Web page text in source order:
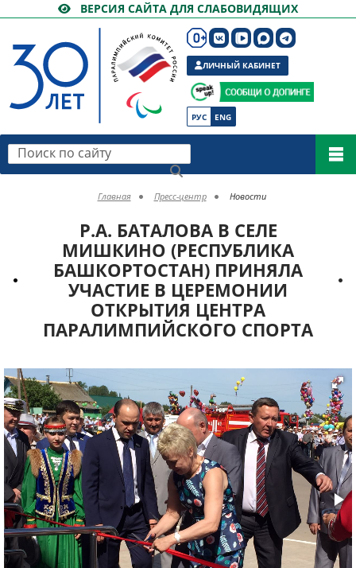
ВЕРСИЯ САЙТА ДЛЯ СЛАБОВИДЯЩИХ
РУС ENG
ЛИЧНЫЙ КАБИНЕТ
Поиск по сайту
Главная Пресс-центр Новости
Р.А. БАТАЛОВА В СЕЛЕ
МИШКИНО (РЕСПУБЛИКА
БАШКОРТОСТАН) ПРИНЯЛА
УЧАСТИЕ В ЦЕРЕМОНИИ
ОТКРЫТИЯ ЦЕНТРА
ПАРАЛИМПИЙСКОГО СПОРТА